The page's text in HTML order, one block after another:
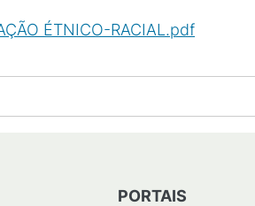
ÉTNICO-RACIAL.pdf
PORTAIS